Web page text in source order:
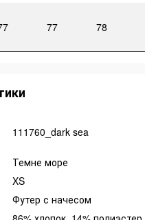
77 78
111760_dark sea
Темне море
XS
Футер с начесом